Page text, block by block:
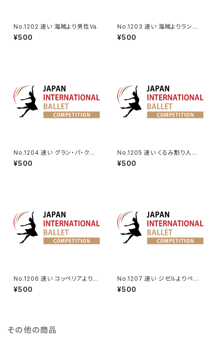
No.1202 速い 海賊より男性Va.
¥500
No.1203 速い 海賊よりランケ
デムのVa.
¥500
No.1204 速い グラン・パ・クラ
シックより男性Va.
¥500
No.1205 速い くるみ割り人形よ
り王子のVa.
¥500
No.1206 速い コッペリアよりフ
ランツのVa.
¥500
No.1207 速い ジゼルよりペザ
ント男性Va.
¥500
その他の商品